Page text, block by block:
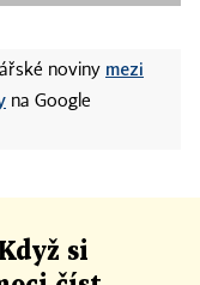
noviny mezi
na Google
si